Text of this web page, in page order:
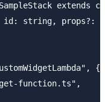
extends
string, props?:
{
function.ts",